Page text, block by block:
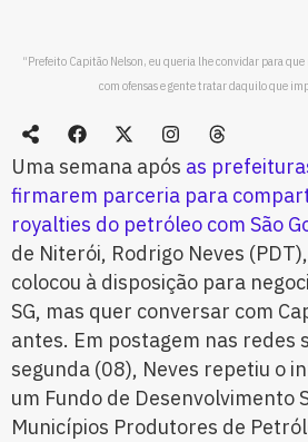
“Prefeito Capitão Nelson, eu queria lhe convidar para que
com ofensas e gente tratar daquilo que
Uma semana após as
firmarem parceria para
royalties do petróleo com São
de Niterói, Rodrigo Neves
colocou à disposição para
SG, mas quer conversar com
antes. Em postagem nas redes
segunda (08), Neves repetiu o
um Fundo de Desenvolvimento
Municípios Produtores de